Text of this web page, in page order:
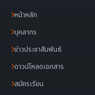
หน้าหลัก
บุคลากร
ข่าวประชาสัมพันธ์
ดาวน์โหลดเอกสาร
สมัครเรียน